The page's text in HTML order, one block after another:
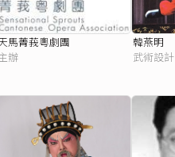
馬菁莪粵劇團
辦
韓燕明
武術設計